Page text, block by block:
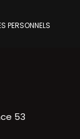
PERSONNELS
53